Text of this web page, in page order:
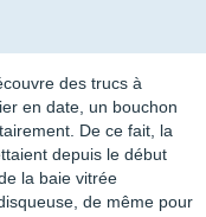
des trucs à
en date, un bouchon
De ce fait, la
depuis le début
la baie vitrée
de même pour